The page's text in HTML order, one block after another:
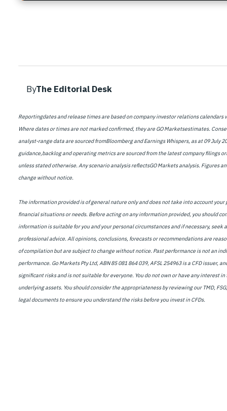
ByThe Editorial Desk
Reportingdates and release times are based on company investor relations calendars
Where dates or times are not marked confirmed, they are GO Marketsestimates.
analyst-range data are sourced fromBloomberg and Earnings Whispers, as at 09 July
guidance,backlog and operating metrics are sourced from the latest company filings
unless stated otherwise. Any scenario analysis reflectsGO Markets analysis. Figures
change without notice.
The information provided is of general nature only and does not take into account
financial situations or needs. Before acting on any information provided, you should
information is suitable for you and your personal circumstances and if necessary, seek
professional advice. All opinions, conclusions, forecasts or recommendations are
of compilation but are subject to change without notice. Past performance is not an
performance. Go Markets Pty Ltd, ABN 85 081 864 039, AFSL 254963 is a CFD issuer,
significant risks and is not suitable for everyone. You do not own or have any interest
underlying assets. You should consider the appropriateness by reviewing our TMD,
legal documents to ensure you understand the risks before you invest in CFDs.